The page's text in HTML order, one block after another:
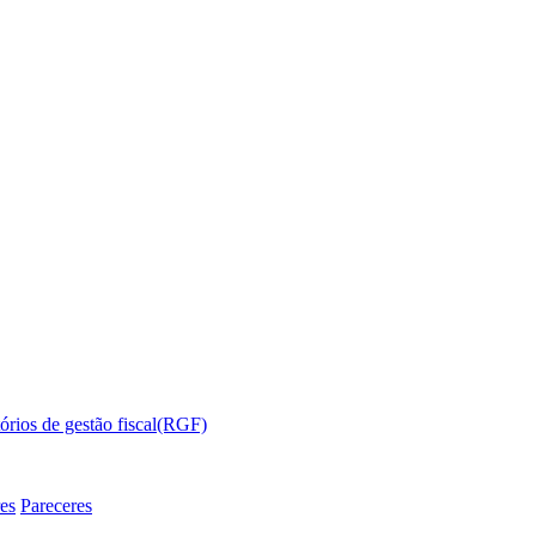
de gestão fiscal(RGF)
Pareceres